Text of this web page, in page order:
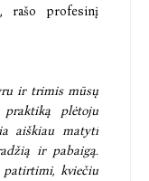
rašo profesinį
ir trimis mūsų
praktiką plėtoju
aiškiau matyti
ir pabaigą.
patirtimi, kviečiu